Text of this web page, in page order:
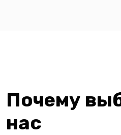
Почему
нас